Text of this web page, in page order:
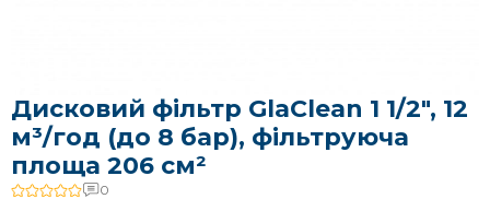
Дисковий фільтр GlaClean 1 1/2", 12
м³/год (до 8 бар), фільтруюча
площа 206 см²
0